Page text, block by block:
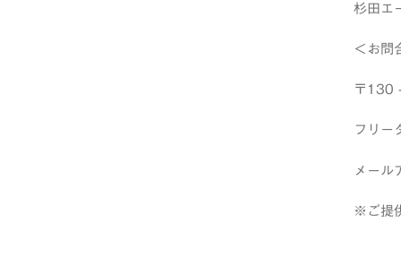
杉田エ
＜お問
〒130
フリ
メール
※ご提